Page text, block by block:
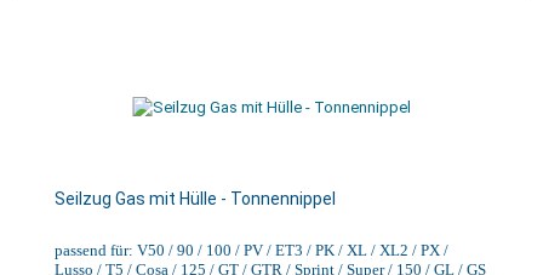
Seilzug Gas mit Hülle - Tonnennippel
passend für: V50 / 90 / 100 / PV / ET3 / PK / XL / XL2 / PX /
Lusso / T5 / Cosa / 125 / GT / GTR / Sprint / Super / 150 / GL / GS